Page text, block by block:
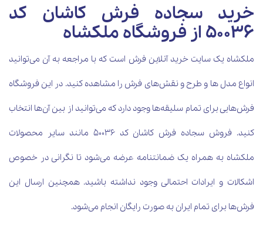
خرید سجاده فرش کاشان کد
50036 از فروشگاه ملکشاه
ملکشاه یک سایت خرید آنلاین فرش است که با مراجعه به آن می‌توانید
انواع مدل ها و طرح و نقش‌های فرش را مشاهده کنید. در این فروشگاه
فرش‌هایی برای تمام سلیقه‌ها وجود دارد که می‌توانید از بین آن‌ها انتخاب
کنید. فروش سجاده فرش کاشان کد 50036 مانند سایر محصولات
ملکشاه به همراه یک ضمانتنامه عرضه می‌شود تا نگرانی در خصوص
اشکالات و ایرادات احتمالی وجود نداشته باشید. همچنین ارسال این
فرش‌ها برای تمام ایران به صورت رایگان انجام می‌شود.